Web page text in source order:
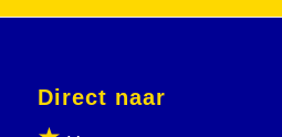
Direct naar